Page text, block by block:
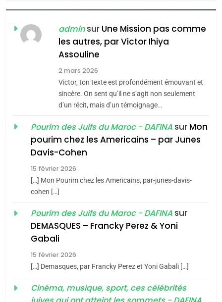
POURQUOI JE REVENDIQUE
MA JUDAÏTE par Thérèse
Zrihen-Dvir
CE QUI NOUS MANQUE –
Jacques Hadida
Maroc : Les amandes de
Tafraout, le miel de Tadla
Azilal consacrés produits
DAFINA
guerre»: La nouvelle
chanson de Boy George
ISRAÉL JUDAISME
adminsur Une Mission pas comme
les autres, par Victor Ihiya
Assouline
2 mars 2026
Victor, ton texte est profondément émouvant et
sincère. On sent qu’il ne s’agit non seulement
d’un récit, mais d’un témoignage…
Pourim des Juifs du Maroc - DAFINA sur Mon
pourim chez les Americains – par Junes
Davis-Cohen
15 février 2026
[…] Mon Pourim chez les Americains, par-junes-davis-
cohen […]
Pourim des Juifs du Maroc - DAFINA sur
DEMASQUES – Francky Perez & Yoni
Gabali
15 février 2026
[…] Demasques, par Francky Perez et Yoni Gabali […]
Cinéma, musique, sport, ces célébrités
meurtrière selon le rapport
l’antisémitisme